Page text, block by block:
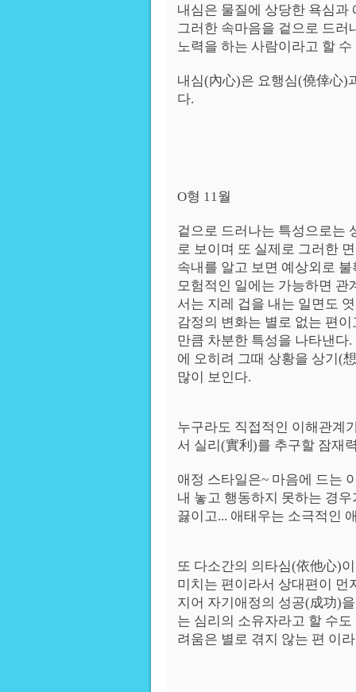
내심은 물질에 상당한 욕심과
그러한 속마음을 겉으로 드러
노력을 하는 사람이라고 할 수
내심(內心)은 요행심(僥倖心)
다.
O형 11월
겉으로 드러나는 특성으로는
로 보이며 또 실제로 그러한
속내를 알고 보면 예상외로
모험적인 일에는 가능하면 관
서는 지레 겁을 내는 일면도
감정의 변화는 별로 없는 편
만큼 차분한 특성을 나타낸다
에 오히려 그때 상황을 상기(
많이 보인다.
누구라도 직접적인 이해관계
서 실리(實利)를 추구할 잠재
애정 스타일은~ 마음에 드는
내 놓고 행동하지 못하는 경
끓이고... 애태우는 소극적인
또 다소간의 의타심(依他心)
미치는 편이라서 상대편이 먼
지어 자기애정의 성공(成功)
는 심리의 소유자라고 할 수
려움은 별로 겪지 않는 편 이